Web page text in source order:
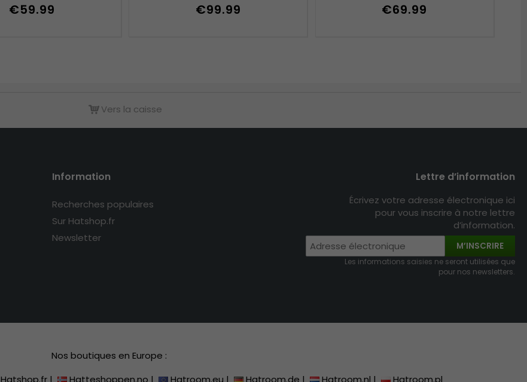
€59.99 €99.99 €69.99
Vers la caisse
Information
Recherches populaires
Sur Hatshop.fr
Newsletter
Lettre d’information
Écrivez votre adresse électronique ici
pour vous inscrire à notre lettre
d’information.
M’INSCRIRE
Les informations saisies ne seront utilisées que
pour nos newsletters.
Nos boutiques en Europe :
Hatshop.fr | Hatteshoppen.no | Hatroom.eu | Hatroom.de | Hatroom.nl | Hatroom.pl